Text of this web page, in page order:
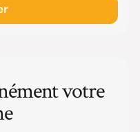
votre